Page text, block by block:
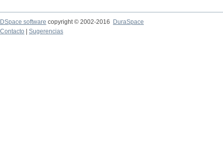
DSpace software copyright © 2002-2016
DuraSpace
Contacto
Sugerencias